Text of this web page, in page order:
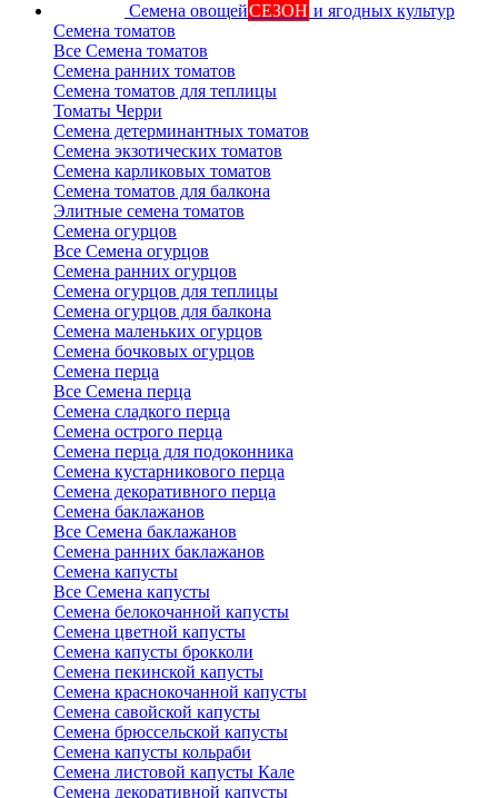
Семена овощейСЕЗОН и ягодных культур
Семена томатов
Все Семена томатов
Семена ранних томатов
Семена томатов для теплицы
Томаты Черри
Семена детерминантных томатов
Семена экзотических томатов
Семена карликовых томатов
Семена томатов для балкона
Элитные семена томатов
Семена огурцов
Все Семена огурцов
Семена ранних огурцов
Семена огурцов для теплицы
Семена огурцов для балкона
Семена маленьких огурцов
Семена бочковых огурцов
Семена перца
Все Семена перца
Семена сладкого перца
Семена острого перца
Семена перца для подоконника
Семена кустарникового перца
Семена декоративного перца
Семена баклажанов
Все Семена баклажанов
Семена ранних баклажанов
Семена капусты
Все Семена капусты
Семена белокочанной капусты
Семена цветной капусты
Семена капусты брокколи
Семена пекинской капусты
Семена краснокочанной капусты
Семена савойской капусты
Семена брюссельской капусты
Семена капусты кольраби
Семена листовой капусты Кале
Семена декоративной капусты